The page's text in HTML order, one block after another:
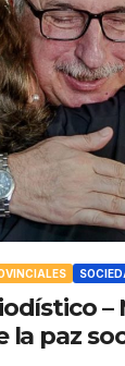
–
la paz